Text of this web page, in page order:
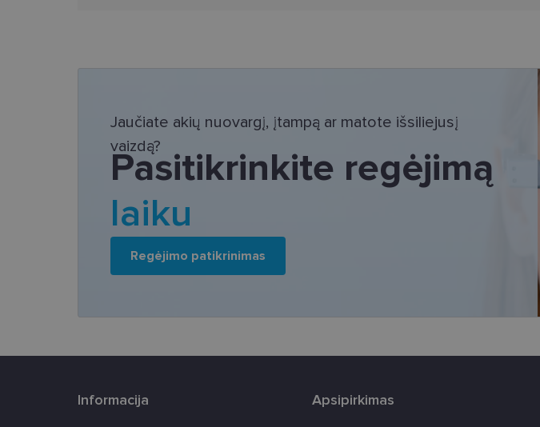
Jaučiate akių nuovargį, įtampą ar matote išsiliejusį
vaizdą?
Pasitikrinkite regėjimą
laiku
Regėjimo patikrinimas
Informacija Apsipirkimas
Šie slapukai yra būtini, kad galėtumėte naršyti svetainės turinį
tačiau neatskleidžia Jūsų tapatybės, taip pat nerenka
saugomi Jūsų įrenginyje, kol slapukai atlieka savo funkcijas, bet
Šie būtinieji slapukai nustatomi automatiškai.
Teikėjas
tipo